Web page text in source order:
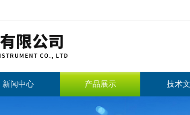
新闻中心 产品展示 技术